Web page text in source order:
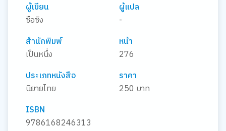
ผู้เขียน
ซือซิง
ผู้แปล
-
สำนักพิมพ์
เป็นหนึ่ง
หน้า
276
ประเภทหนังสือ
นิยายไทย
ราคา
250 บาท
ISBN
9786168246313